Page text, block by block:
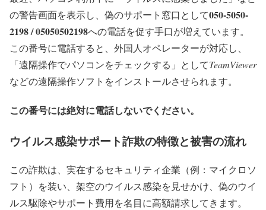
の警告画面を表示し、偽のサポート窓口として050-5050-
2198 / 05050502198への電話を促す手口が増えています。
この番号に電話すると、外国人オペレーターが対応し、
「遠隔操作でパソコンをチェックする」としてTeamViewer
などの遠隔操作ソフトをインストールさせられます。
この番号には絶対に電話しないでください。
ウイルス感染サポート詐欺の特徴と被害の流れ
この詐欺は、実在するセキュリティ企業（例：マイクロソ
フト）を装い、架空のウイルス感染を見せかけ、偽のウイ
ルス駆除やサポート費用を名目に高額請求してきます。